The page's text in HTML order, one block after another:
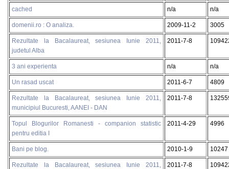
cached n/a n/a
domenii.ro : O analiza. 2009-11-2 3005
Rezultate la Bacalaureat, sesiunea Iunie 2011,
judetul Alba
2011-7-8
3 ani experienta n/a n/a
Un rasad uscat 2011-6-7 4809
Rezultate la Bacalaureat, sesiunea Iunie 2011,
municipiul Bucuresti, AANEI - DAN
2011-7-8
Topul Blogurilor Romanesti - companion statistic
pentru editia I
2011-4-29 4996
Bani pe blog. 2010-1-9 10247
Rezultate la Bacalaureat, sesiunea Iunie 2011,
2011-7-8